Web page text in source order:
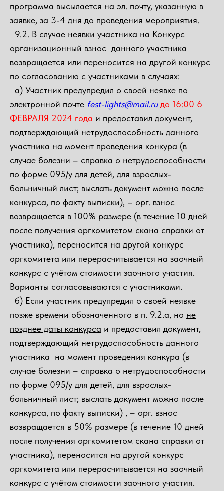
программа высылается на эл. почту, указанную в
заявке, за 3-4 дня до проведения мероприятия.
9.2. В случае неявки участника на Конкурс
организационный взнос данного участника
возвращается или переносится на другой конкурс
по согласованию с участниками в случаях:
а) Участник предупредил о своей неявке по
электронной почте fest-lights@mail.ru до 16:00 6
ФЕВРАЛЯ 2024 года и предоставил документ,
подтверждающий нетрудоспособность данного
участника на момент проведения конкура (в
случае болезни – справка о нетрудоспособности
по форме 095/у для детей, для взрослых-
больничный лист; выслать документ можно после
конкурса, по факту выписки), – орг. взнос
возвращается в 100% размере (в течение 10 дней
после получения оргкомитетом скана справки от
участника), переносится на другой конкурс
оргкомитета или перерасчитывается на заочный
конкурс с учётом стоимости заочного участия.
Варианты согласовываются с участниками.
б) Если участник предупредил о своей неявке
позже времени обозначенного в п. 9.2.а, но не
позднее даты конкурса и предоставил документ,
подтверждающий нетрудоспособность данного
участника на момент проведения конкура (в
случае болезни – справка о нетрудоспособности
по форме 095/у для детей, для взрослых-
больничный лист; выслать документ можно после
конкурса, по факту выписки) , – орг. взнос
возвращается в 50% размере (в течение 10 дней
после получения оргкомитетом скана справки от
участника), переносится на другой конкурс
оргкомитета или перерасчитывается на заочный
конкурс с учётом стоимости заочного участия.